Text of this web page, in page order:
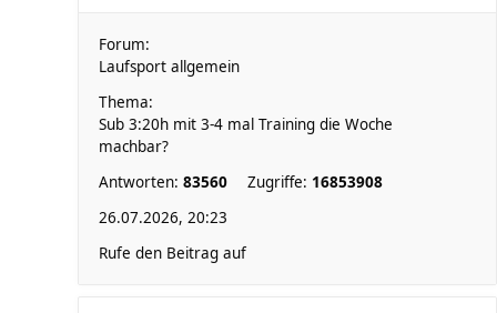
Forum:
Laufsport allgemein
Thema:
Sub 3:20h mit 3-4 mal Training die Woche
machbar?
Antworten: 83560 Zugriffe: 16853908
26.07.2026, 20:23
Rufe den Beitrag auf